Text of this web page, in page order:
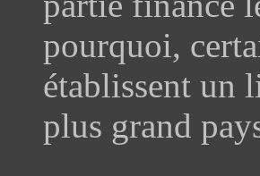
pourquoi,
établissent un
plus grand